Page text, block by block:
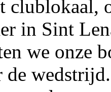
clublokaal,
in Sint
we onze
de